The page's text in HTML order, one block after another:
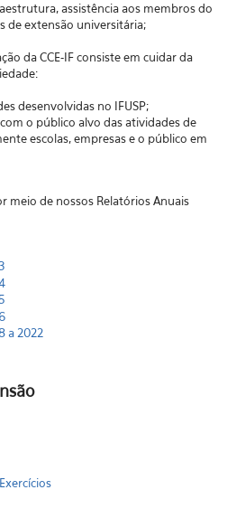
assistência aos membros do
de extensão universitária;
da CCE-IF consiste em cuidar da
no IFUSP;
o público alvo das atividades de
escolas, empresas e o público em
meio de nossos Relatórios Anuais
a 2022